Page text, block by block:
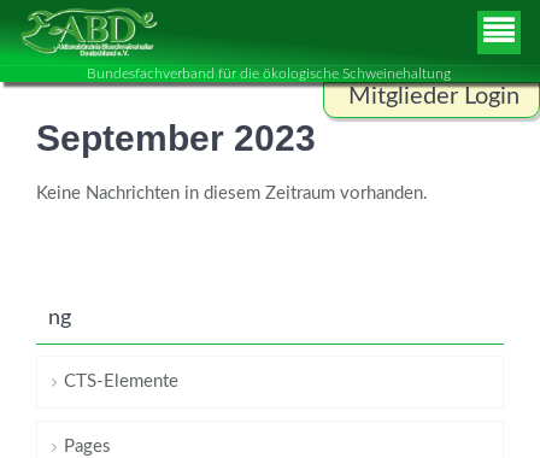
Bundesfachverband für die ökologische Schweinehaltung
Mitglieder Login
ANMELDEN
September 2023
Keine Nachrichten in diesem Zeitraum vorhanden.
ng
CTS-Elemente
Pages